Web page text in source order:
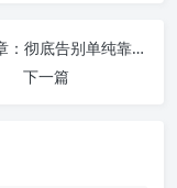
第十三章：彻底告别单纯靠毅力的强戒
下一篇